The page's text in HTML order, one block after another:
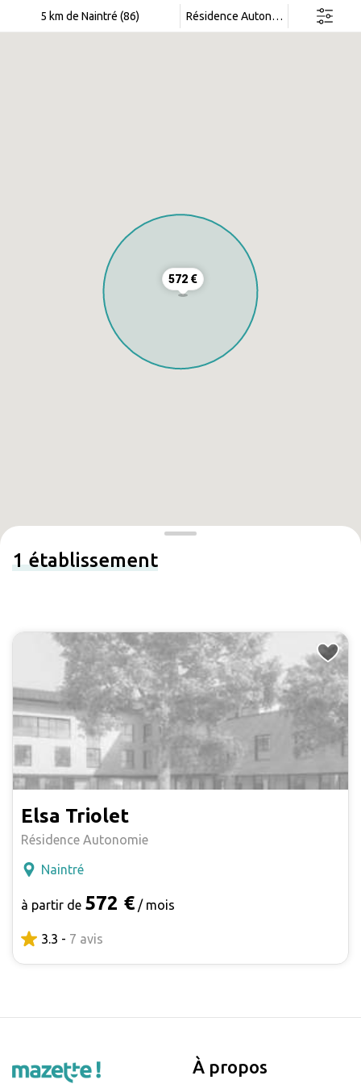
5 km de Naintré (86) Résidence Autonomie
1établissement
Elsa Triolet
Résidence Autonomie
Naintré
à partir de 572 € / mois
3.3 - 7 avis
Rechercher dans cette zone
572 €
À propos